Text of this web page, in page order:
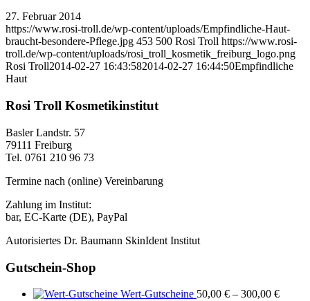
27. Februar 2014
https://www.rosi-troll.de/wp-content/uploads/Empfindliche-Haut-
braucht-besondere-Pflege.jpg 453 500 Rosi Troll https://www.rosi-
troll.de/wp-content/uploads/rosi_troll_kosmetik_freiburg_logo.png
Rosi Troll2014-02-27 16:43:582014-02-27 16:44:50Empfindliche
Haut
Rosi Troll Kosmetikinstitut
Basler Landstr. 57
79111 Freiburg
Tel. 0761 210 96 73
Termine nach (online) Vereinbarung
Zahlung im Institut:
bar, EC-Karte (DE), PayPal
Autorisiertes Dr. Baumann SkinIdent Institut
Gutschein-Shop
Wert-Gutscheine 50,00 € – 300,00 €